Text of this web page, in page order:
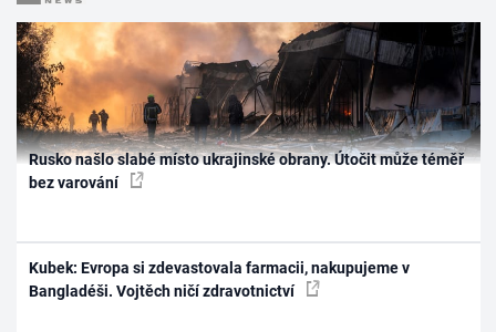
Rusko našlo slabé místo ukrajinské obrany. Útočit může téměř
bez varování
Kubek: Evropa si zdevastovala farmacii, nakupujeme v
Bangladéši. Vojtěch ničí zdravotnictví